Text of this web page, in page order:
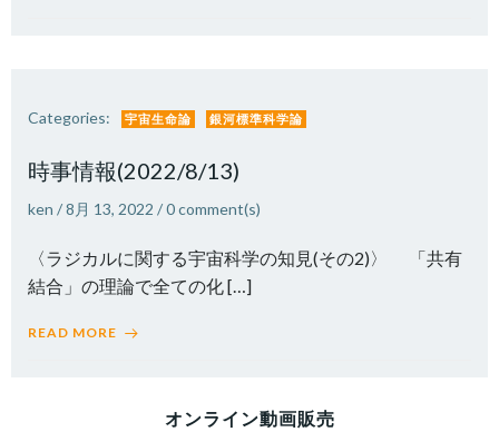
Categories: 宇宙生命論 銀河標準科学論
時事情報(2022/8/13)
ken /8月 13, 2022 /0comment(s)
〈ラジカルに関する宇宙科学の知見(その2)〉 「共有
結合」の理論で全ての化 […]
READ MORE
オンライン動画販売